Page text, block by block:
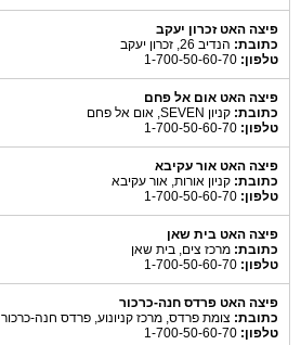
פיצה האט זכרון יעקב
כתובת: הנדיב 26, זכרון יעקב
טלפון:
פיצה האט אום אל פחם
כתובת: קניון SEVEN, אום אל פחם
טלפון:
פיצה האט אור עקיבא
כתובת: קניון אורות, אור עקיבא
טלפון:
פיצה האט בית שאן
כתובת: מרכז צים, בית שאן
טלפון:
פיצה האט פרדס חנה-כרכור
כתובת: צומת פרדס, מרכז קניונוע, פרדס חנה-כרכור
טלפון: